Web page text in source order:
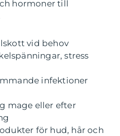
hormoner till
vid behov
stress
infektioner
mage eller efter
för hud, hår och